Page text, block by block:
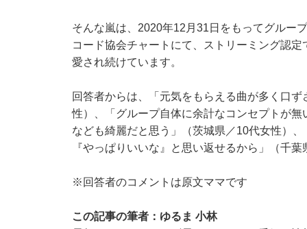
そんな嵐は、2020年12月31日をもってグルー
コード協会チャートにて、ストリーミング認
愛され続けています。
回答者からは、「元気をもらえる曲が多く口
性）、「グループ自体に余計なコンセプトが
なども綺麗だと思う」（茨城県／10代女性）
『やっぱりいいな』と思い返せるから」（千
※回答者のコメントは原文ママです
この記事の筆者：ゆるま 小林